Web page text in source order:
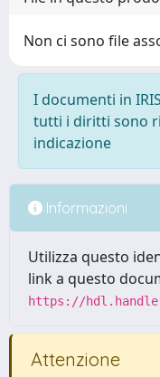
Non ci sono file
I documenti in
tutti i diritti sono
indicazione
Informazioni
Utilizza questo
link a questo
https://
Attenzione